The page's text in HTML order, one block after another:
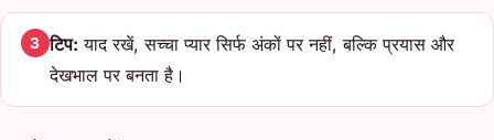
3 टिप: याद रखें, सच्चा प्यार सिर्फ अंकों पर नहीं, बल्कि प्रयास और
देखभाल पर बनता है।